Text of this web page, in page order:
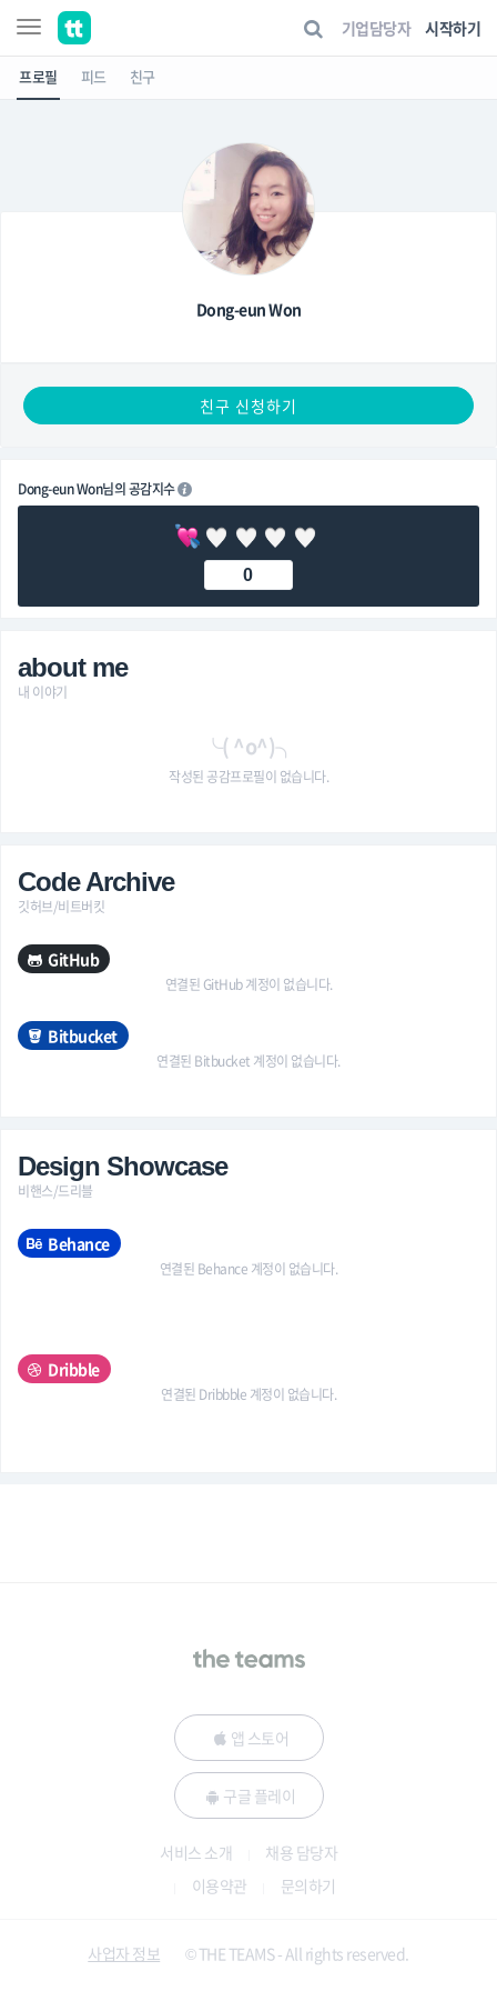
기업담당자 시작하기
프로필 피드 친구
Dong-eun Won
친구 신청하기
Dong-eun Won님의 공감지수
0
about me
내 이야기
╰( ^o^)╮
작성된 공감프로필이 없습니다.
Code Archive
깃허브/비트버킷
GitHub
연결된 GitHub 계정이 없습니다.
Bitbucket
연결된 Bitbucket 계정이 없습니다.
Design Showcase
비핸스/드리블
Behance
연결된 Behance 계정이 없습니다.
Dribble
연결된 Dribbble 계정이 없습니다.
앱 스토어
구글 플레이
서비스 소개
채용 담당자
이용약관
문의하기
사업자 정보 © THE TEAMS - All rights reserved.